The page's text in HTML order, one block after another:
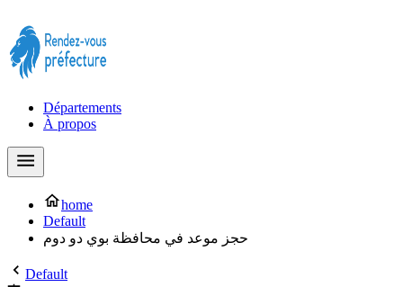
Départements
À propos
home
Default
حجز موعد في محافظة بوي دو دوم
Default